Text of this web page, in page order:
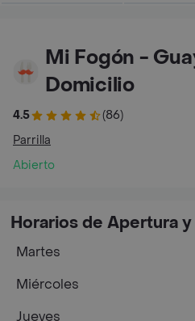
Mi Fogón -
Domicilio
4.5
(86)
Parrilla
Abierto
Horarios de Apertura
Martes
Miércoles
Jueves